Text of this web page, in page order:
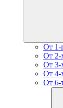
От 1-
От 2-
От 3-
От 4-
От 6-